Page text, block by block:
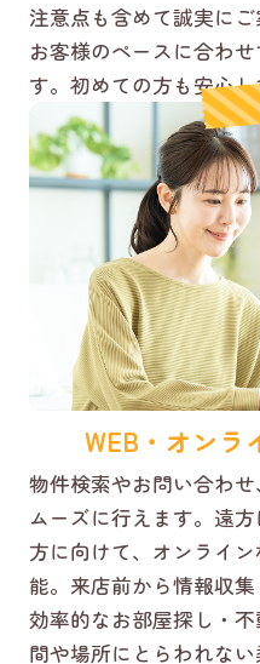
注意点も含めて誠実にご
お客様のペースに合わ
す。初めての方も安心し
WEB・オンラ
物件検索やお問い合わ
ムーズに行えます。遠
方に向けて、オンライ
能。来店前から情報収集
効率的なお部屋探し・
間や場所にとらわれない